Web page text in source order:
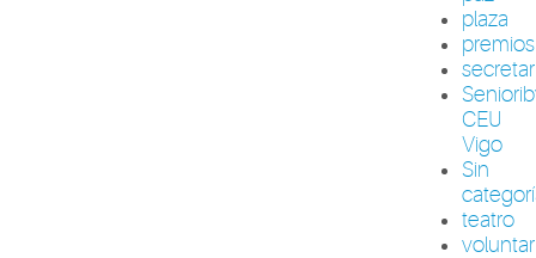
plaza
premios
CEU
Vigo
Sin
teatro